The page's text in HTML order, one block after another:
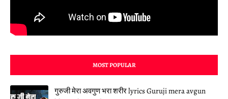
MOST POPULAR
गुरुजी मेरा अवगुण भरा शरीर lyrics Guruji mera avgun